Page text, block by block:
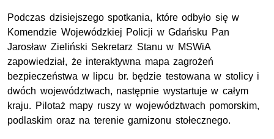
Podczas dzisiejszego spotkania, które odbyło się w
Komendzie Wojewódzkiej Policji w Gdańsku Pan
Jarosław Zieliński Sekretarz Stanu w MSWiA
zapowiedział, że interaktywna mapa zagrożeń
bezpieczeństwa w lipcu br. będzie testowana w stolicy i
dwóch województwach, następnie wystartuje w całym
kraju. Pilotaż mapy ruszy w województwach pomorskim,
podlaskim oraz na terenie garnizonu stołecznego.